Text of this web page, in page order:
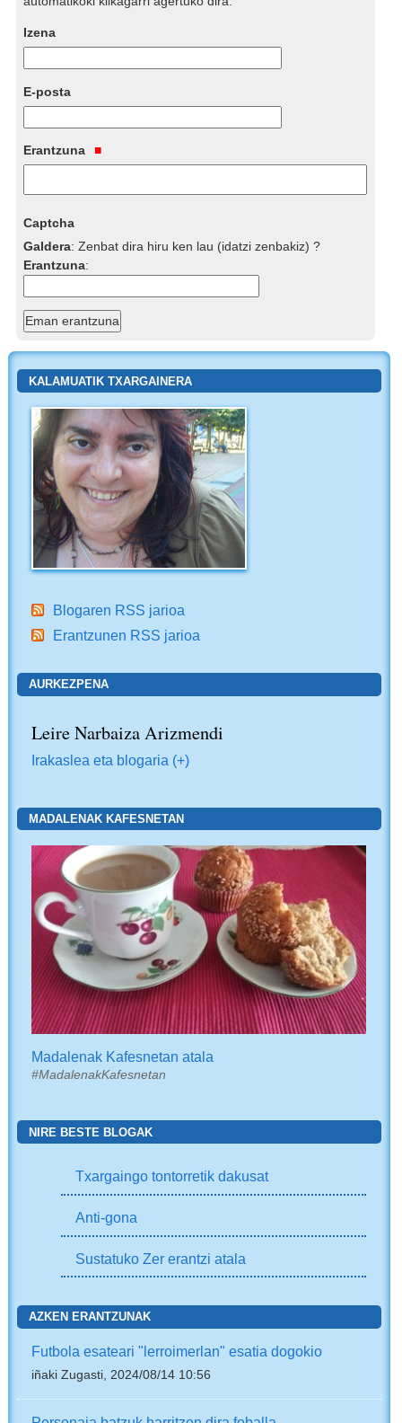
Izena
E-posta
Erantzuna
Captcha
Galdera:Zenbat dira hiru ken lau (idatzi zenbakiz) ?
Erantzuna:
KALAMUATIK TXARGAINERA
Blogaren RSS jarioa
Erantzunen RSS jarioa
AURKEZPENA
Leire Narbaiza Arizmendi
Irakaslea eta blogaria (+)
MADALENAK KAFESNETAN
Madalenak Kafesnetan atala
#MadalenakKafesnetan
NIRE BESTE BLOGAK
Txargaingo tontorretik dakusat
Anti-gona
Sustatuko Zer erantzi atala
AZKEN ERANTZUNAK
Futbola esateari "lerroimerlan" esatia dogokio
iñaki Zugasti, 2024/08/14 10:56